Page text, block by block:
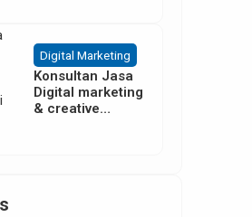
Digital Marketing
Konsultan Jasa
Digital marketing
& creative